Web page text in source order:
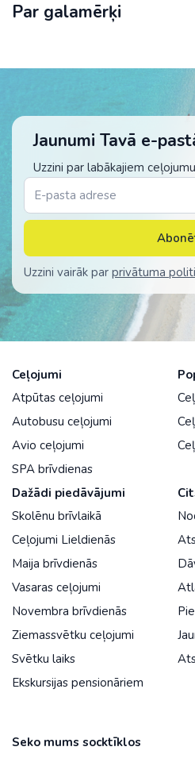
Par galamērķi
Jaunumi Tavā e-
Uzzini par labākajiem
Uzzini vairāk par privātuma
Ceļojumi
Atpūtas ceļojumi
Autobusu ceļojumi
Avio ceļojumi
SPA brīvdienas
Dažādi piedāvājumi
Skolēnu brīvlaikā
Ceļojumi Lieldienās
Maija brīvdienās
Vasaras ceļojumi
Novembra brīvdienās
Ziemassvētku ceļojumi
Svētku laiks
Ekskursijas pensionāriem
Seko mums socktīklos